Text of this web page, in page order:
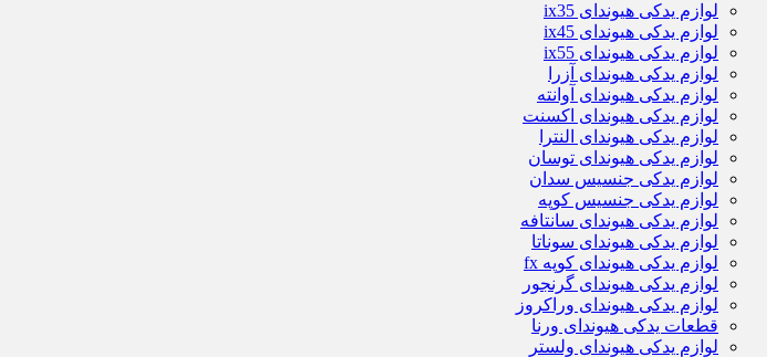
لوازم یدکی هیوندای ix35
لوازم یدکی هیوندای ix45
لوازم یدکی هیوندای ix55
لوازم یدکی هیوندای آزرا
لوازم یدکی هیوندای آوانته
لوازم یدکی هیوندای اکسنت
لوازم یدکی هیوندای النترا
لوازم یدکی هیوندای توسان
لوازم یدکی جنسیس سدان
لوازم یدکی جنسیس کوپه
لوازم یدکی هیوندای سانتافه
لوازم یدکی هیوندای سوناتا
لوازم یدکی هیوندای کوپه fx
لوازم یدکی هیوندای گرنجور
لوازم یدکی هیوندای وراکروز
قطعات یدکی هیوندای ورنا
لوازم یدکی هیوندای ولستر